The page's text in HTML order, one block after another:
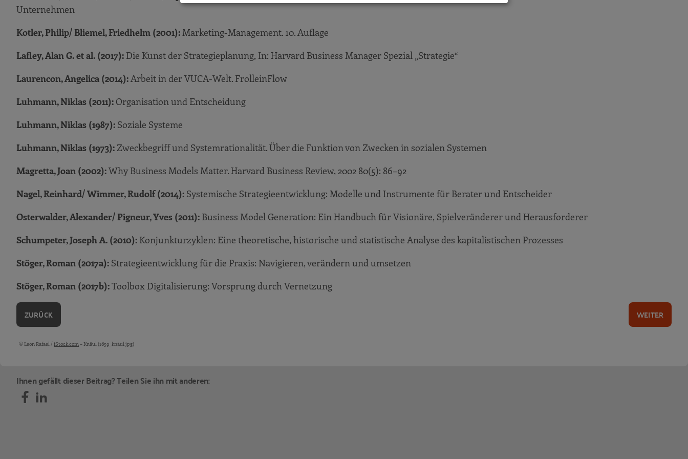
Systematische Müllabfuhr
Projektauftrag
Ausblick
Quellen
Unternehmen
Kotler, Philip/ Bliemel, Friedhelm (2001):Marketing-Management. 10. Auflage
Lafley, Alan G. et al. (2017): Die Kunst der Strategieplanung, In: Harvard Business Manager Spezial „Strategie“
Laurencon, Angelica (2014):Arbeit in der VUCA-Welt. FrolleinFlow
Luhmann, Niklas (2011): Organisation und Entscheidung
Luhmann, Niklas (1987): Soziale Systeme
Luhmann, Niklas (1973): Zweckbegriff und Systemrationalität. Über die Funktion von Zwecken in sozialen Systemen
Magretta, Joan (2002):Why Business Models Matter. Harvard Business Review, 2002 80(5): 86–92
Nagel, Reinhard/ Wimmer, Rudolf (2014): Systemische Strategieentwicklung: Modelle und Instrumente für Berater und Entscheider
Osterwalder, Alexander/ Pigneur, Yves (2011): Business Model Generation: Ein Handbuch für Visionäre, Spielveränderer und Herausforderer
Schumpeter, Joseph A. (2010): Konjunkturzyklen: Eine theoretische, historische und statistische Analyse des kapitalistischen Prozesses
Stöger, Roman (2017a): Strategieentwicklung für die Praxis: Navigieren, verändern und umsetzen
Stöger, Roman (2017b):Toolbox Digitalisierung: Vorsprung durch Vernetzung
ZURÜCK WEITER
Bildquellen und Copyright-Hinweise
© Leon Rafael / iStock.com– Knäul (1659_knäul.jpg)
Ihnen gefällt dieser Beitrag? Teilen Sie ihn mit anderen: